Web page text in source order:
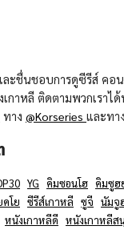
ะชื่นชอบการดูซีรีส์ คอ
กาหลี ติดตามพวกเราได้
ทาง @Korseries และทาง
YG คิมซอนโฮ คิมซูฮ
คโย ซีรีส์เกาหลี ซูจี นัมจู
หนังเกาหลีดี หนังเกาหลีส